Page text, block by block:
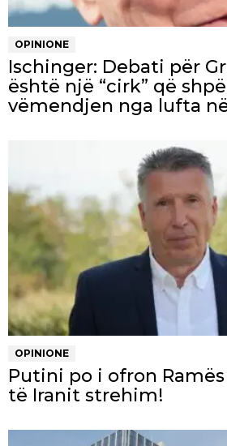
OPINIONE
Ischinger: Debati për
është një “cirk” që
vëmendjen nga lufta
OPINIONE
Putini po i ofron
të Iranit strehim!